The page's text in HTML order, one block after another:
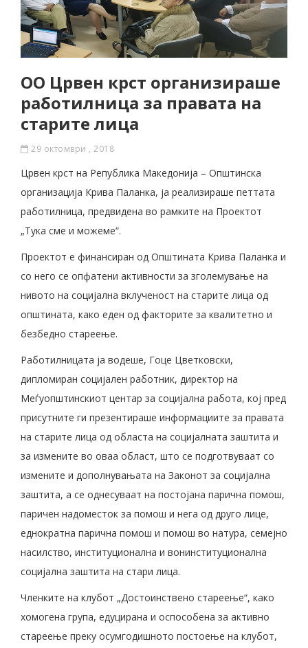
OO Црвен крст организираше
работилница за правата на
старите лица
29 октомври , 2018
Црвен крст на Република Македонија – Општинска
организација Крива Паланка, ја реализираше петтата
работилница, предвидена во рамките на Проектот
„Тука сме и можеме“.
Проектот е финансиран од Општината Крива Паланка и
со него се опфатени активности за зголемување на
нивото на социјална вклученост на старите лица од
општината, како еден од факторите за квалитетно и
безбедно стареење.
Работилницата ја водеше, Гоце Цветковски,
дипломиран социјален работник, директор на
Меѓуопштинскиот центар за социјална работа, кој пред
присутните ги презентираше информациите за правата
на старите лица од областа на социјалната заштита и
за измените во оваа област, што се подготвуваат со
измените и дополнувањата на Законот за социјална
заштита, а се однесуваат на постојана парична помош,
паричен надоместок за помош и нега од друго лице,
еднократна парична помош и помош во натура, семејно
насилство, институционална и вонинституционална
социјална заштита на стари лица.
Членките на клубот „Достоинствено стареење“, како
хомогена група, едуцирана и оспособена за активно
стареење преку осумгодишното постоење на клубот,